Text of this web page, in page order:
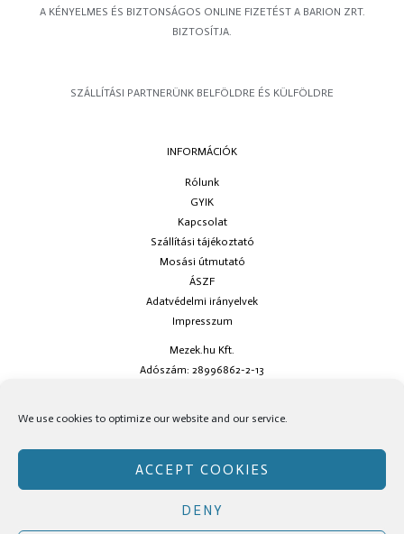
We use cookies to optimize our website and our service.
ACCEPT COOKIES
DENY
A KÉNYELMES ÉS BIZTONSÁGOS ONLINE FIZETÉST A BARION ZRT.
BIZTOSÍTJA.
SZÁLLÍTÁSI PARTNERÜNK BELFÖLDRE ÉS KÜLFÖLDRE
INFORMÁCIÓK
Rólunk
GYIK
Kapcsolat
Szállítási tájékoztató
Mosási útmutató
ÁSZF
Adatvédelmi irányelvek
Impresszum
Mezek.hu Kft.
Adószám: 28996862-2-13
social oldalainkon!
Copyright © Mezek.hu 2026 Mezek.hu